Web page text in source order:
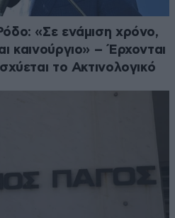
«Σε ενάμιση χρόνο,
καινούργιο» – Έρχονται
το Ακτινολογικό